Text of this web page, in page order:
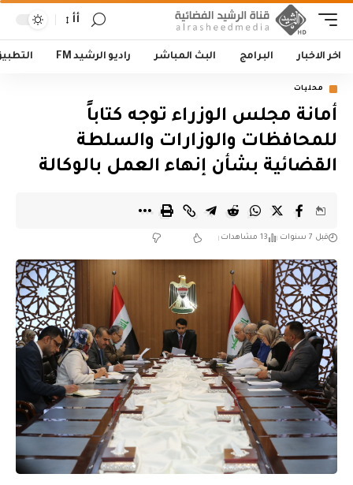
أأ
اخر الاخبار البرامج البث المباشر راديو الرشيد FM
محليات
أمانة مجلس الوزراء توجه كتاباً
للمحافظات والوزارات والسلطة
القضائية بشأن إنهاء العمل بالوكالة
قبل 7 سنوات 13 مشاهدات